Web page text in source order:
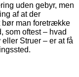
uden gebyr, men
af at der
bør man foretrække
som oftest – hvad
Struer – er at få